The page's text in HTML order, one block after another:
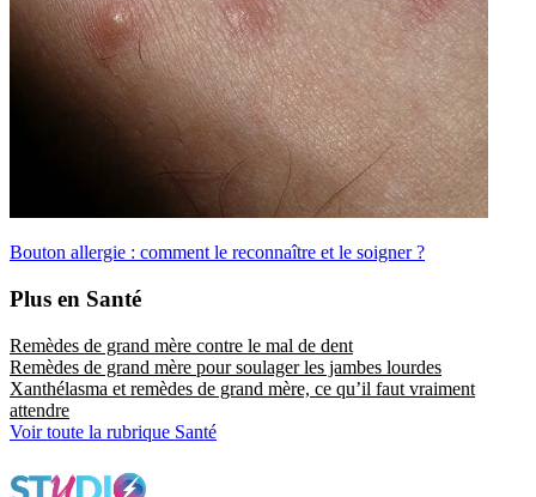
Bouton allergie : comment le reconnaître et le soigner ?
Plus en Santé
Remèdes de grand mère contre le mal de dent
Remèdes de grand mère pour soulager les jambes lourdes
Xanthélasma et remèdes de grand mère, ce qu’il faut vraiment
attendre
Voir toute la rubrique Santé